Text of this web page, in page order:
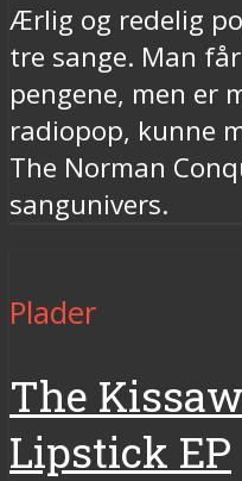
Ærlig og redelig
tre sange. Man
pengene, men er
radiopop, kunne
The Norman
sangunivers.
Plader
The
Lipstick EP